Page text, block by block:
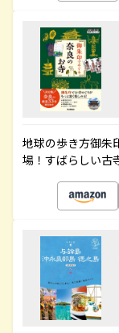
地球の歩き方御朱
場！すばらしい古